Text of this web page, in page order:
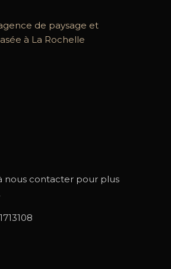
de paysage et
à La Rochelle
nous contacter pour plus